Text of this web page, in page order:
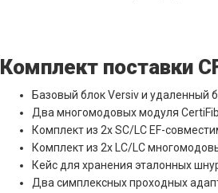
Комплект поставки
Базовый блок Versiv и удаленный
Два многомодовых модуля
Комплект из 2х SC/LC EF-
Комплект из 2х LC/LC
Кейс для хранения эталонных
Два симплексных проходных